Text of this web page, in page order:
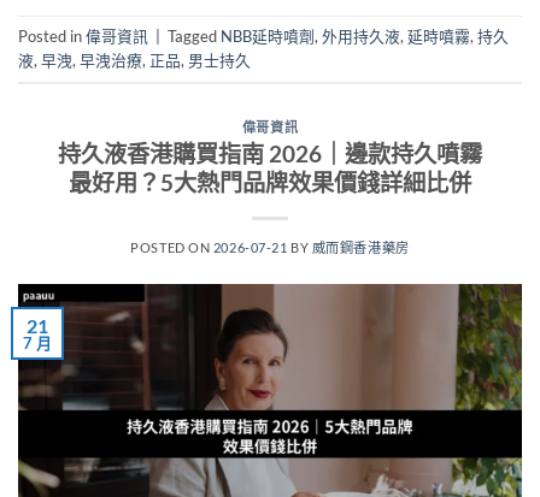
Posted in偉哥資訊 Tagged NBB延時噴劑, 外用持久液, 延時噴霧, 持久
液, 早洩, 早洩治療, 正品, 男士持久
偉哥資訊
持久液香港購買指南 2026｜邊款持久噴霧
最好用？5大熱門品牌效果價錢詳細比併
POSTED ON 2026-07-21 BY 威而鋼香港藥房
21
7 月